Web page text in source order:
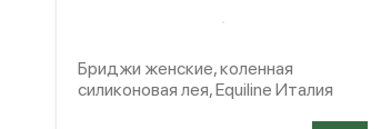
Бриджи женские, коленная
силиконовая лея, Equiline Италия